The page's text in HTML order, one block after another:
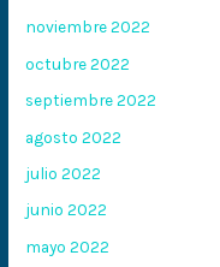
noviembre 2022
octubre 2022
septiembre 2022
agosto 2022
julio 2022
junio 2022
mayo 2022